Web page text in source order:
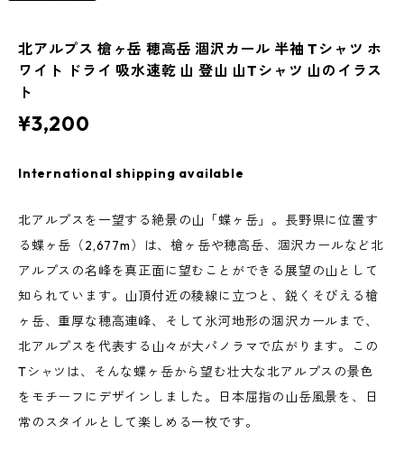
北アルプス 槍ヶ岳 穂高岳 涸沢カール 半袖 Tシャツ ホ
ワイト ドライ 吸水速乾 山 登山 山Tシャツ 山のイラス
ト
¥3,200
International shipping available
北アルプスを一望する絶景の山「蝶ヶ岳」。長野県に位置す
る蝶ヶ岳（2,677m）は、槍ヶ岳や穂高岳、涸沢カールなど北
アルプスの名峰を真正面に望むことができる展望の山として
知られています。山頂付近の稜線に立つと、鋭くそびえる槍
ヶ岳、重厚な穂高連峰、そして氷河地形の涸沢カールまで、
北アルプスを代表する山々が大パノラマで広がります。この
Tシャツは、そんな蝶ヶ岳から望む壮大な北アルプスの景色
をモチーフにデザインしました。日本屈指の山岳風景を、日
常のスタイルとして楽しめる一枚です。